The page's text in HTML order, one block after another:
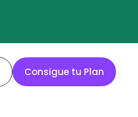
Consigue tu Plan